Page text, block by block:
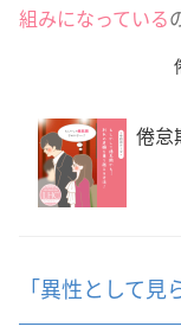
組みになっている
倦怠
「異性として